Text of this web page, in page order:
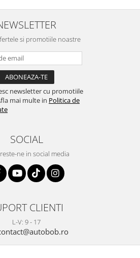
si promotiile noastre
newsletter cu promotiile
mai multe in Politica de
SOCIAL
ne in social media
CLIENTI
L-V: 9 - 17